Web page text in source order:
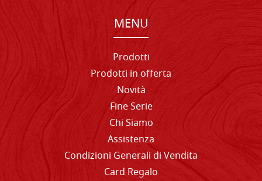
MENU
Prodotti
Prodotti in offerta
Novità
Fine Serie
Chi Siamo
Assistenza
Condizioni Generali di Vendita
Card Regalo